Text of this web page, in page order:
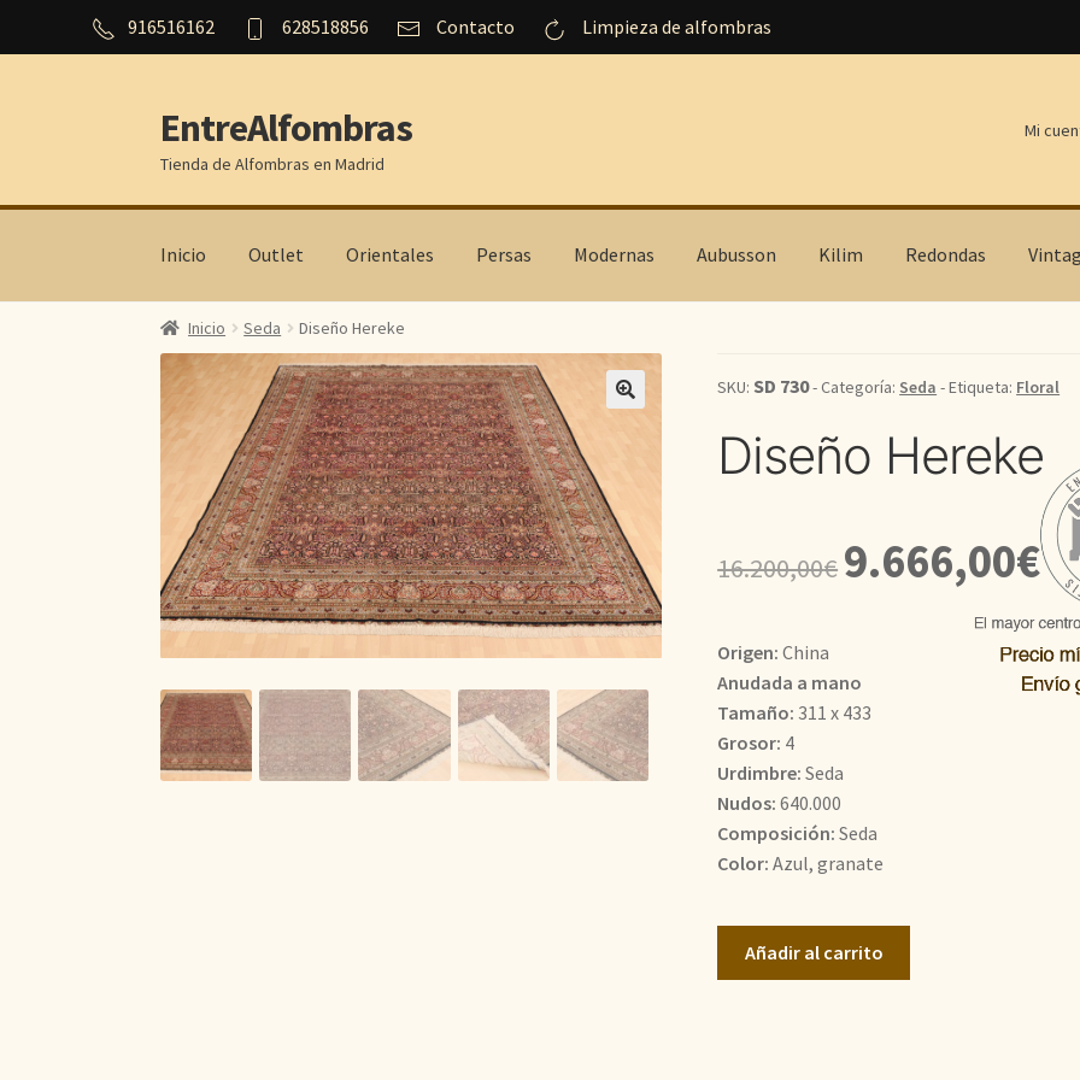
916516162 628518856 Contacto Limpieza de alfombras
Ir
a
la
navegación
Ir
al
contenido
EntreAlfombras
Tienda de Alfombras en Madrid
Mi
Inicio Outlet Orientales Persas Modernas Aubusson Kilim Redondas
Inicio Seda Diseño Hereke
SKU: SD 730- Categoría: Seda - Etiqueta: Floral
Diseño Hereke
16.200,00€
El
precio
era:
16.200,00€.
9.666,00€El
es:
Origen: China
Anudada a mano
Tamaño: 311 x 433
Grosor: 4
Urdimbre: Seda
Nudos: 640.000
Composición: Seda
Color: Azul, granate
Añadir al carrito